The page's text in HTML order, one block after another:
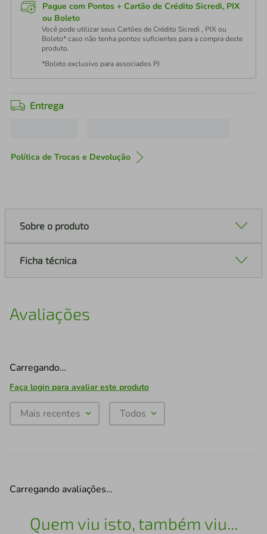
Pague com Pontos + Cartão de Crédito Sicredi, PIX
ou Boleto
Você pode utilizar seus Cartões de Crédito Sicredi , PIX ou
Boleto* caso não tenha pontos suficientes para a compra deste
produto.
*Boleto exclusivo para associados PJ
Entrega
Política de Trocas e Devolução
Sobre o produto
Ficha técnica
Avaliações
Carregando…
Faça login para avaliar este produto
Mais recentes Todos
Carregando avaliações…
Quem viu isto, também viu...